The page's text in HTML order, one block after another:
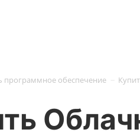
программное обеспечение